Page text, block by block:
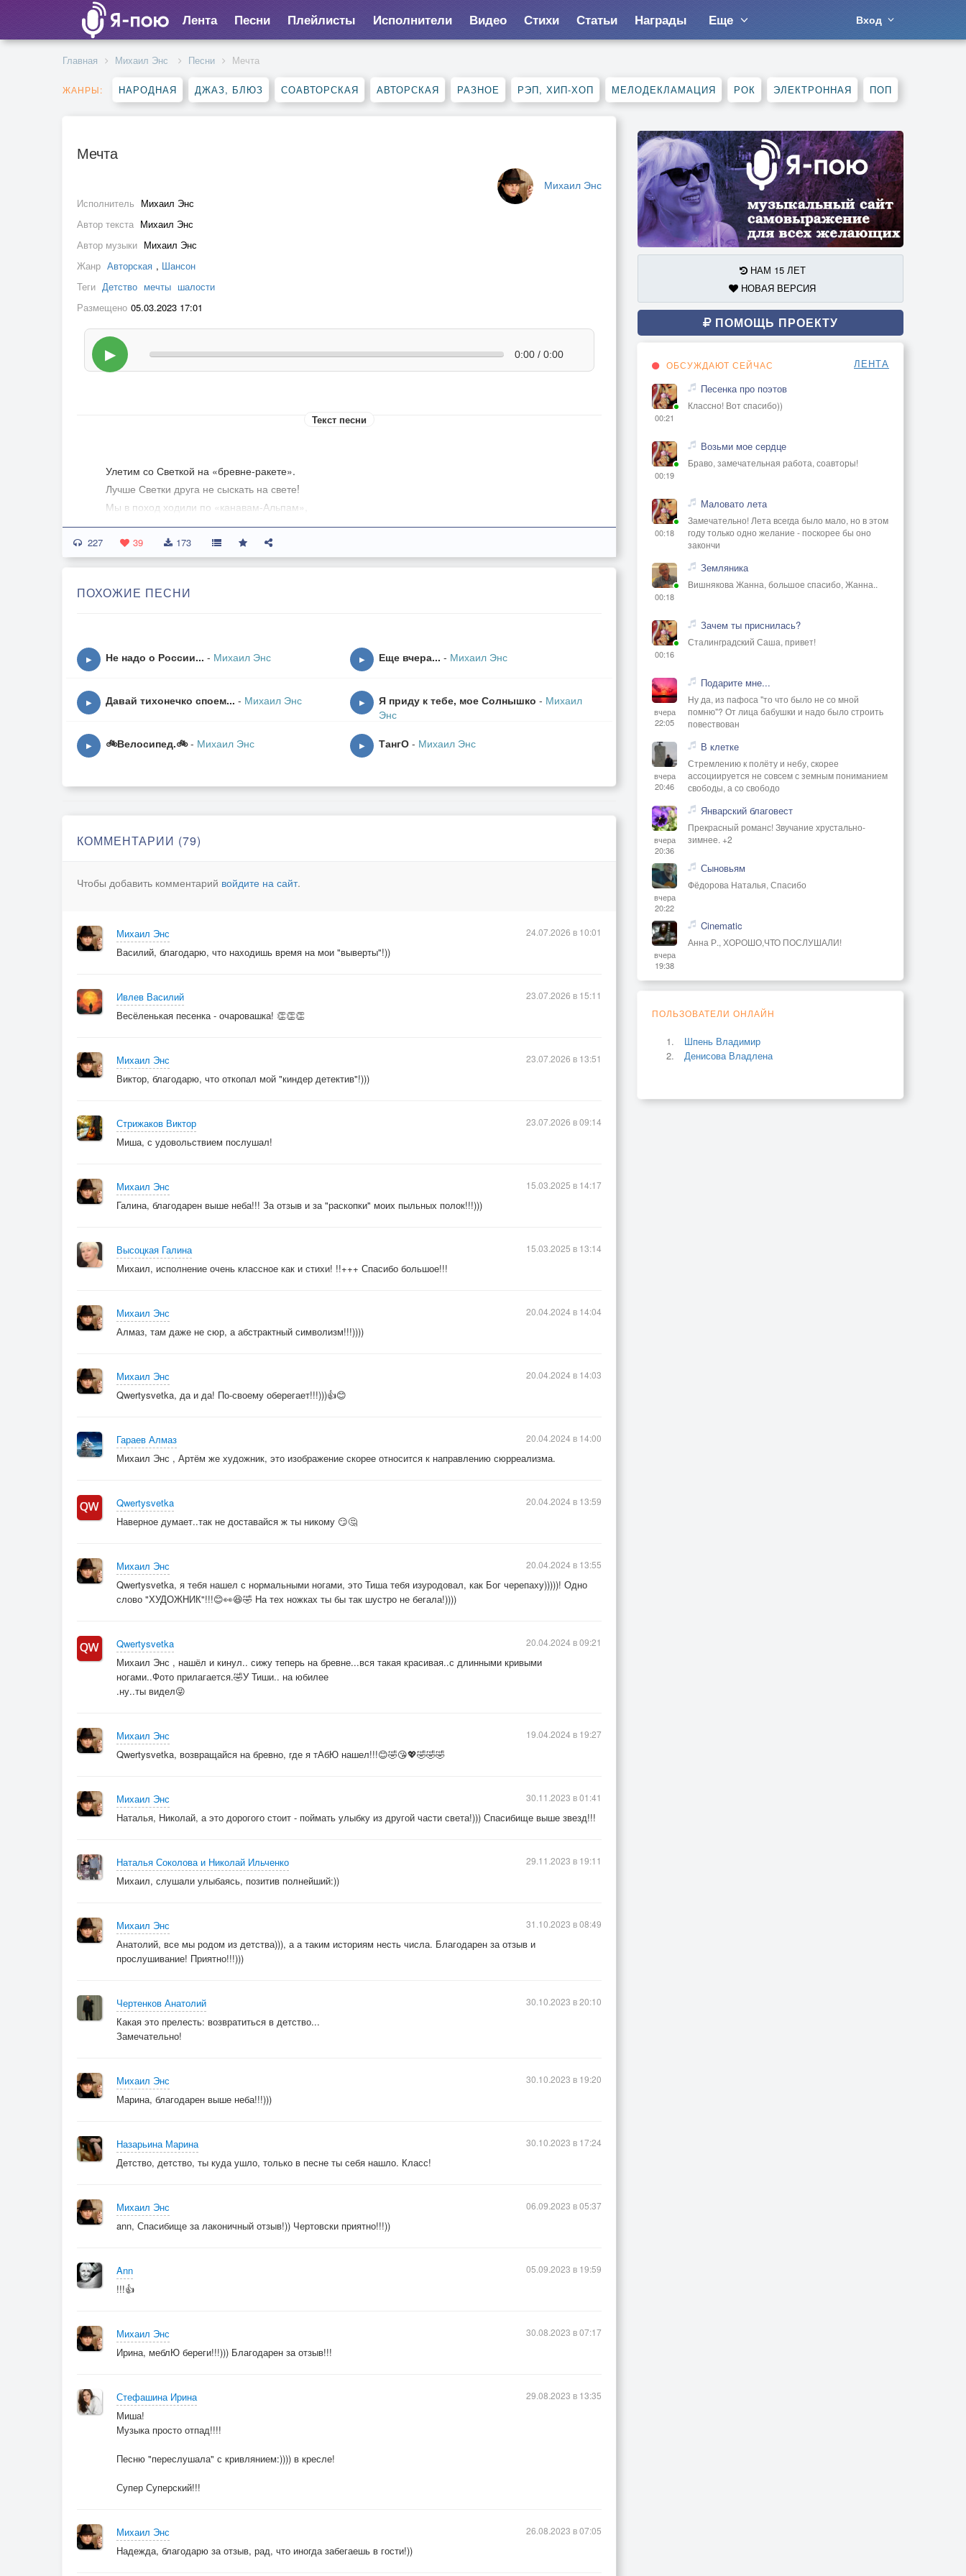
Лента Песни Плейлисты Исполнители Видео Стихи Статьи Награды Еще Вход
Главная Михаил Энс Песни Мечта
ЖАНРЫ: НАРОДНАЯ ДЖАЗ, БЛЮЗ СОАВТОРСКАЯ АВТОРСКАЯ РАЗНОЕ РЭП, ХИП-ХОП МЕЛОДЕКЛАМАЦИЯ РОК ЭЛЕКТРОННАЯ ПОП
Мечта
Михаил Энс
Исполнитель Михаил Энс
Автор текста Михаил Энс
Автор музыки Михаил Энс
Жанр Авторская , Шансон
Теги Детство мечты шалости
Размещено 05.03.2023 17:01
▶ 0:00 / 0:00
Текст песни
Улетим со Светкой на «бревне-ракете».
Лучше Светки друга не сыскать на свете!
Мы в поход ходили по «канавам-Альпам»,
Светка не заныла, лишь в глазах печалька.
Пироги пекли мы из песка со Светкой,
Мы конфет наелись - день такой удачный!
Приходила в гости мама Люси-плаксы.
Мне ж арабской вязью расписали попу.
Нас гулять отпустят рано или поздно!
227 39 173
ПОХОЖИЕ ПЕСНИ
▶ Не надо о России... - Михаил Энс ▶ Еще вчера... - Михаил Энс
▶ Давай тихонечко споем... - Михаил Энс ▶ Я приду к тебе, мое Солнышко - Михаил
Энс
▶ 🚲Велосипед.🚲- Михаил Энс ▶ ТангО - Михаил Энс
КОММЕНТАРИИ (79)
Чтобы добавить комментарий войдите на сайт.
Михаил Энс
Василий, благодарю, что находишь время на мои "выверты"!))
24.07.2026 в 10:01
Ивлев Василий
Весёленькая песенка - очаровашка! 👏👏👏
23.07.2026 в 15:11
Михаил Энс
Виктор, благодарю, что откопал мой "киндер детектив"!)))
23.07.2026 в 13:51
Стрижаков Виктор
Миша, с удовольствием послушал!
23.07.2026 в 09:14
Михаил Энс
Галина, благодарен выше неба!!! За отзыв и за "раскопки" моих пыльных полок!!!)))
15.03.2025 в 14:17
Высоцкая Галина
Михаил, исполнение очень классное как и стихи! !!+++ Спасибо большое!!!
15.03.2025 в 13:14
Михаил Энс
Алмаз, там даже не сюр, а абстрактный символизм!!!))))
20.04.2024 в 14:04
Михаил Энс
Qwertysvetka, да и да! По-своему оберегает!!!)))👍😊
20.04.2024 в 14:03
Гараев Алмаз
Михаил Энс , Артём же художник, это изображение скорее относится к направлению сюрреализма.
20.04.2024 в 14:00
Qwertysvetka
Наверное думает..так не доставайся ж ты никому 😏🤔
20.04.2024 в 13:59
Михаил Энс
Qwertysvetka, я тебя нашел с нормальными ногами, это Тиша тебя изуродовал, как Бог черепаху)))))! Одно
слово "ХУДОЖНИК"!!!😊👀😆🤣 На тех ножках ты бы так шустро не бегала!))))
20.04.2024 в 13:55
Qwertysvetka
Михаил Энс , нашёл и кинул.. сижу теперь на бревне...вся такая красивая..с длинными кривыми
ногами..Фото прилагается.🤣У Тиши.. на юбилее
.ну..ты видел😜
20.04.2024 в 09:21
Михаил Энс
Qwertysvetka, возвращайся на бревно, где я тАбЮ нашел!!!😊🤣😘💖🤣🤣🤣
19.04.2024 в 19:27
Михаил Энс
Наталья, Николай, а это дорогого стоит - поймать улыбку из другой части света!))) Спасибище выше звезд!!!
30.11.2023 в 01:41
Наталья Соколова и Николай Ильченко
Михаил, слушали улыбаясь, позитив полнейший:))
29.11.2023 в 19:11
Михаил Энс
Анатолий, все мы родом из детства))), а а таким историям несть числа. Благодарен за отзыв и
прослушивание! Приятно!!!)))
31.10.2023 в 08:49
Чертенков Анатолий
Какая это прелесть: возвратиться в детство...
Замечательно!
30.10.2023 в 20:10
Михаил Энс
Марина, благодарен выше неба!!!)))
30.10.2023 в 19:20
Назарьина Марина
Детство, детство, ты куда ушло, только в песне ты себя нашло. Класс!
30.10.2023 в 17:24
Михаил Энс
ann, Спасибище за лаконичный отзыв!)) Чертовски приятно!!!))
06.09.2023 в 05:37
Ann
!!!👍
05.09.2023 в 19:59
Михаил Энс
Ирина, меблЮ береги!!!))) Благодарен за отзыв!!!
30.08.2023 в 07:17
Стефашина Ирина
Миша!
Музыка просто отпад!!!!
Песню "переслушала" с кривлянием:)))) в кресле!
Супер Суперский!!!
29.08.2023 в 13:35
Михаил Энс
Надежда, благодарю за отзыв, рад, что иногда забегаешь в гости!))
26.08.2023 в 07:05
НАМ 15 ЛЕТ
НОВАЯ ВЕРСИЯ
ПОМОЩЬ ПРОЕКТУ
ОБСУЖДАЮТ СЕЙЧАС ЛЕНТА
00:21
Песенка про поэтов
Классно! Вот спасибо))
00:19
Возьми мое сердце
Браво, замечательная работа, соавторы!
00:18
Маловато лета
Замечательно! Лета всегда было мало, но в этом
году только одно желание - поскорее бы оно
закончи
00:18
Земляника
Вишнякова Жанна, большое спасибо, Жанна..
00:16
Зачем ты приснилась?
Сталинградский Саша, привет!
вчера
22:05
Подарите мне...
Ну да, из пафоса "то что было не со мной
помню"? От лица бабушки и надо было строить
повествован
вчера
20:46
В клетке
Стремлению к полёту и небу, скорее
ассоциируется не совсем с земным пониманием
свободы, а со свободо
вчера
20:36
Январский благовест
Прекрасный романс! Звучание хрустально-
зимнее. +2
вчера
20:22
Сыновьям
Фёдорова Наталья, Спасибо
вчера
19:38
Cinematic
Анна Р., ХОРОШО,ЧТО ПОСЛУШАЛИ!
ПОЛЬЗОВАТЕЛИ ОНЛАЙН
Шпень Владимир
Денисова Владлена